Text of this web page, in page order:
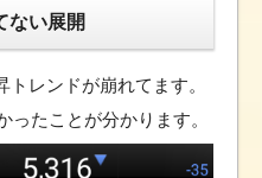
ない展開
レンドが崩れてます。
ったことが分かります。